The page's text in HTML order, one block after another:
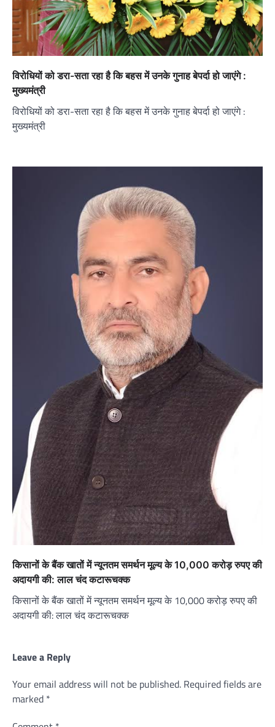
विरोधियों को डरा-सता रहा है कि बहस में उनके गुनाह बेपर्दा हो जाएंगे :
मुख्यमंत्री
विरोधियों को डरा-सता रहा है कि बहस में उनके गुनाह बेपर्दा हो जाएंगे :
मुख्यमंत्री
किसानों के बैंक खातों में न्यूनतम समर्थन मूल्य के 10,000 करोड़ रुपए की
अदायगी की: लाल चंद कटारूचक्क
किसानों के बैंक खातों में न्यूनतम समर्थन मूल्य के 10,000 करोड़ रुपए की
अदायगी की: लाल चंद कटारूचक्क
Leave a Reply
Your email address will not be published. Required fields are
marked *